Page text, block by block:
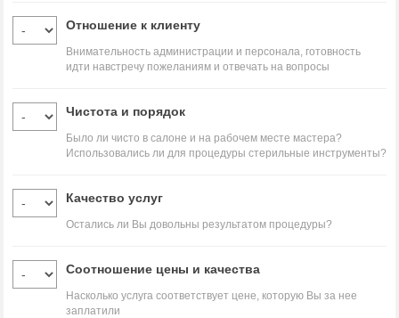
Отношение к клиенту
Внимательность администрации и персонала, готовность
идти навстречу пожеланиям и отвечать на вопросы
Чистота и порядок
Было ли чисто в салоне и на рабочем месте мастера?
Использовались ли для процедуры стерильные инструменты?
Качество услуг
Остались ли Вы довольны результатом процедуры?
Соотношение цены и качества
Насколько услуга соответствует цене, которую Вы за нее
заплатили